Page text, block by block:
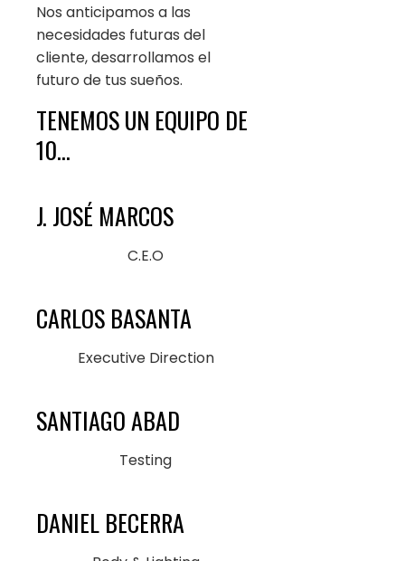
Nos anticipamos a las
necesidades futuras del
cliente, desarrollamos el
futuro de tus sueños.
TENEMOS UN EQUIPO DE
10...
J. JOSÉ MARCOS
C.E.O
CARLOS BASANTA
Executive Direction
SANTIAGO ABAD
Testing
DANIEL BECERRA